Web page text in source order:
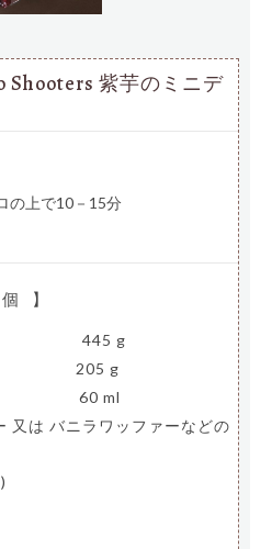
Shooters 紫芋のミニデ
の上で10－15分
】
445 g
205 g
60 ml
又は バニラワッファーなどの